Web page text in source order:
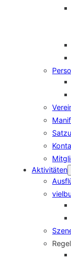
Aktivitäten